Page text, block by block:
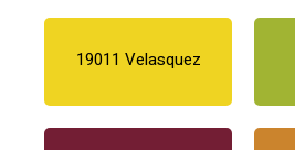
19011 Velasquez